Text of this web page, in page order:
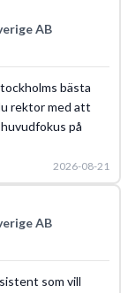
AB
bästa
rektor med att
på
2026-08-21
AB
som vill